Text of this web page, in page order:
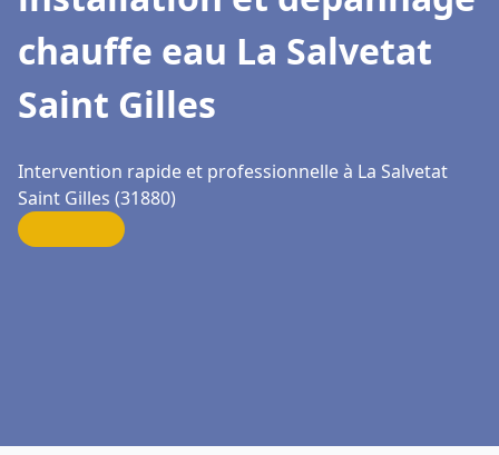
chauffe eau La Salvetat
Saint Gilles
Intervention rapide et professionnelle à La Salvetat
Saint Gilles (31880)